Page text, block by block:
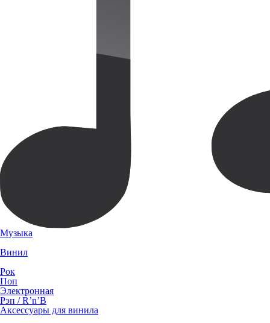
Музыка
Винил
Рок
Поп
Электронная
Рэп / R’n’B
Аксессуары для винила